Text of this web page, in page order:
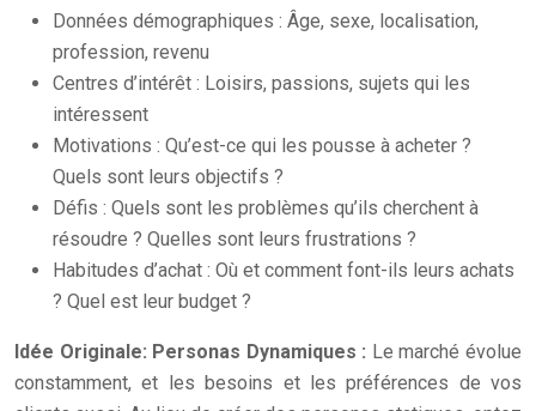
Données démographiques : Âge, sexe, localisation,
profession, revenu
Centres d’intérêt : Loisirs, passions, sujets qui les
intéressent
Motivations : Qu’est-ce qui les pousse à acheter ?
Quels sont leurs objectifs ?
Défis : Quels sont les problèmes qu’ils cherchent à
résoudre ? Quelles sont leurs frustrations ?
Habitudes d’achat : Où et comment font-ils leurs achats
? Quel est leur budget ?
Idée Originale: Personas Dynamiques : Le marché évolue
constamment, et les besoins et les préférences de vos